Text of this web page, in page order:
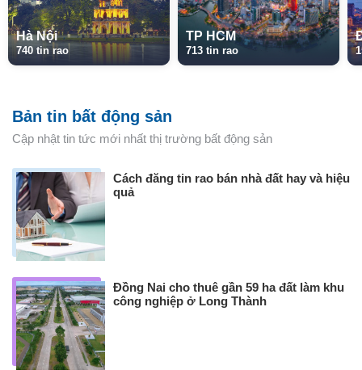
Hà Nội
740 tin rao
TP HCM
713 tin rao
Bản tin bất động sản
Cập nhật tin tức mới nhất thị trường bất động sản
Cách đăng tin rao bán nhà đất hay và hiệu
quả
Đồng Nai cho thuê gần 59 ha đất làm khu
công nghiệp ở Long Thành